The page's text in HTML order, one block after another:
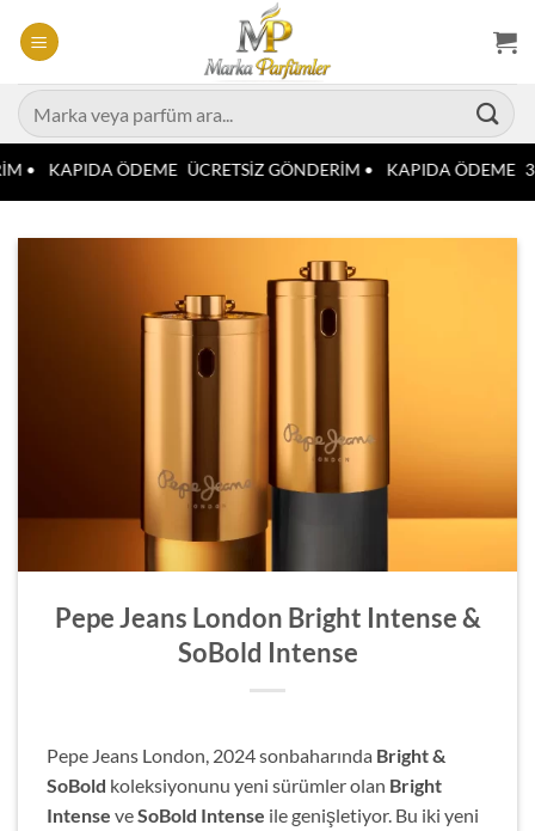
atla
Ara:
• KAPIDA ÖDEME ÜCRETSİZ GÖNDERİM • KAPIDA ÖDEME
Pepe Jeans London Bright Intense &
SoBold Intense
Pepe Jeans London, 2024 sonbaharında Bright &
SoBold koleksiyonunu yeni sürümler olan Bright
Intense veSoBold Intense ile genişletiyor. Bu iki yeni